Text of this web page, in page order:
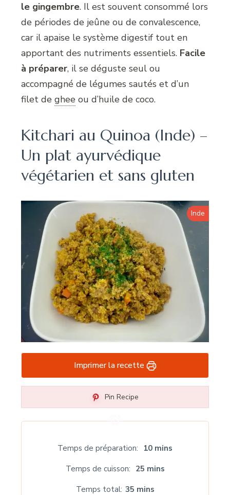
le gingembre. Il est souvent consommé lors
de périodes de jeûne ou de convalescence,
car il apaise le système digestif tout en
apportant des nutriments essentiels. Facile
à préparer, il se déguste seul ou
accompagné de légumes sautés et d’un
filet de ghee ou d’huile de coco.
Kitchari au Quinoa (Inde) –
Un plat ayurvédique
végétarien et sans gluten
Inde
Imprimer la recette
Pin Recipe
Temps de préparation
10 mins
Temps de cuisson
25 mins
Temps total 35 mins